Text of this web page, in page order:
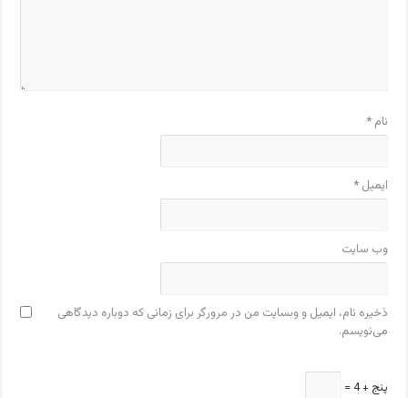
نام*
ایمیل*
وب‌ سایت
ذخیره نام، ایمیل و وبسایت من در مرورگر برای زمانی که دوباره دیدگاهی
می‌نویسم.
پنج + 4 =